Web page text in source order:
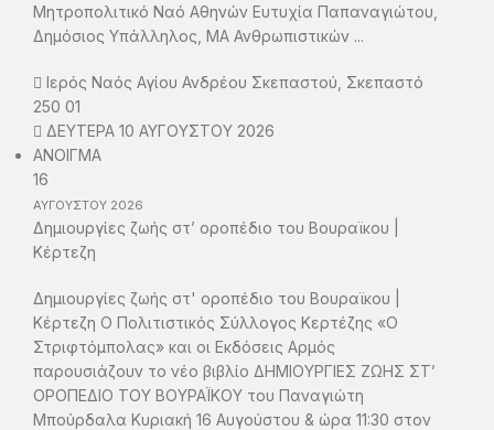
Μητροπολιτικό Ναό Αθηνών Ευτυχία Παπαναγιώτου,
Δημόσιος Υπάλληλος, ΜΑ Ανθρωπιστικών ...
Ιερός Ναός Αγίου Ανδρέου Σκεπαστού, Σκεπαστό
250 01
ΔΕΥΤΕΡΑ 10 ΑΥΓΟΥΣΤΟΥ 2026
ΑΝΟΙΓΜΑ
16
ΑΥΓΟΥΣΤΟΥ 2026
Δημιουργίες ζωής στ’ οροπέδιο του Βουραϊκου |
Κέρτεζη
Δημιουργίες ζωής στ' οροπέδιο του Βουραϊκου |
Κέρτεζη Ο Πολιτιστικός Σύλλογος Κερτέζης «Ο
Στριφτόμπολας» και οι Εκδόσεις Αρμός
παρουσιάζουν το νέο βιβλίο ΔΗΜΙΟΥΡΓΙΕΣ ΖΩΗΣ ΣΤ’
ΟΡΟΠΕΔΙΟ ΤΟΥ ΒΟΥΡΑΪΚΟΥ του Παναγιώτη
Μπούρδαλα Κυριακή 16 Αυγούστου & ώρα 11:30 στον